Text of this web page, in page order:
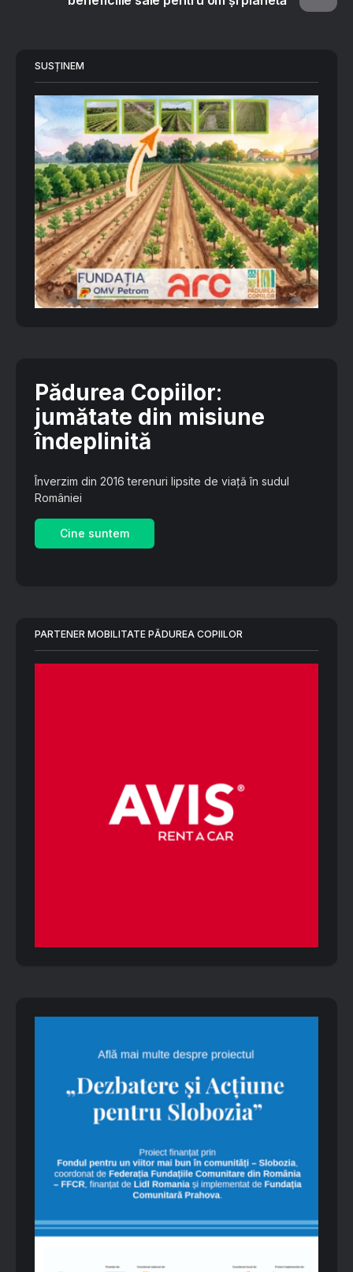
SUSȚINEM
Pădurea Copiilor:
jumătate din misiune
îndeplinită
Înverzim din 2016 terenuri lipsite de viață în sudul
României
Cine suntem
PARTENER MOBILITATE PĂDUREA COPIILOR